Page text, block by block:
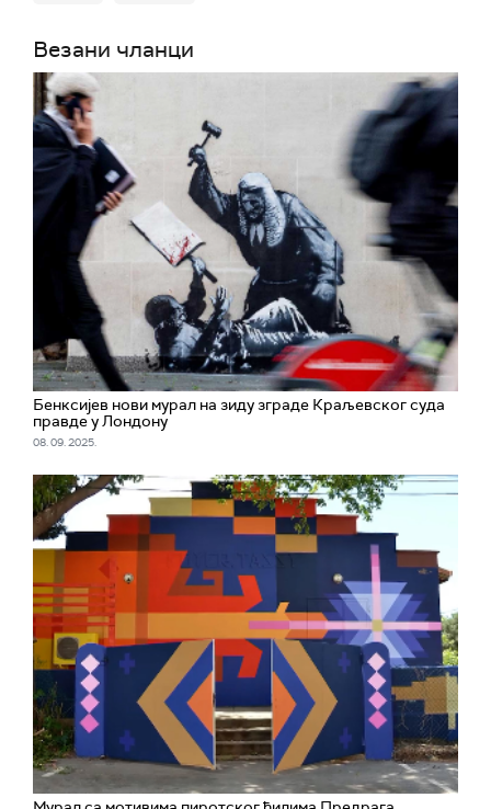
Везани чланци
Бенксијев нови мурал на зиду зграде Краљевског суда
правде у Лондону
08. 09. 2025.